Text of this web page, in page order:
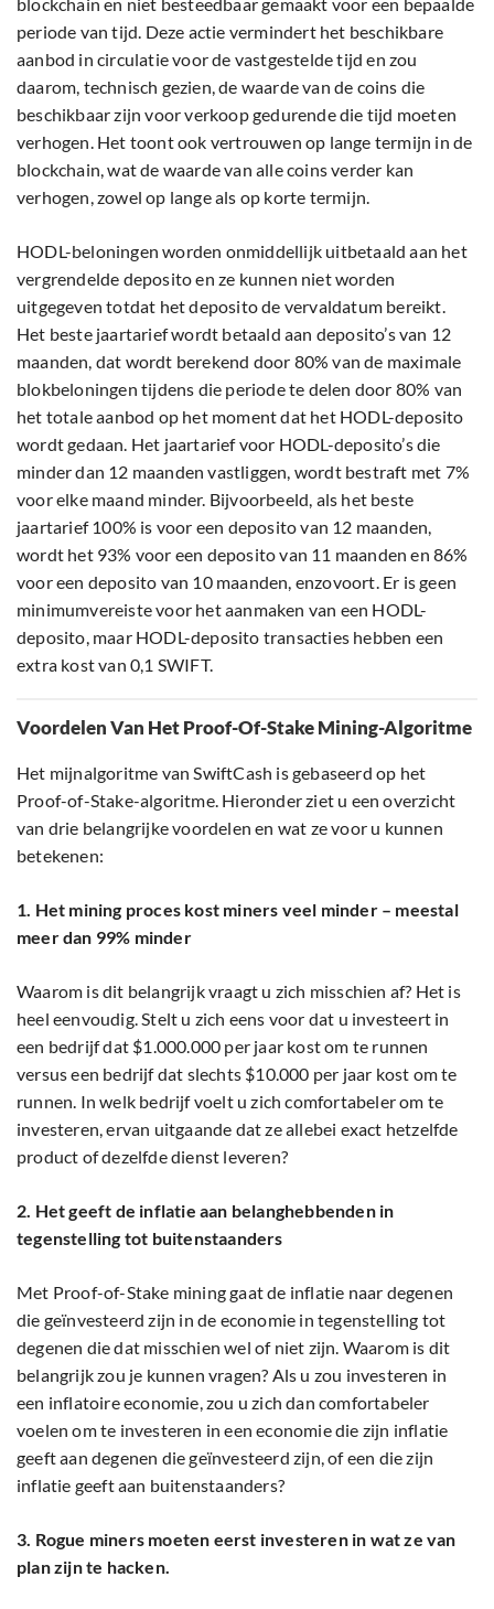
periode van tijd. Deze actie vermindert het beschikbare
aanbod in circulatie voor de vastgestelde tijd en zou
daarom, technisch gezien, de waarde van de coins die
beschikbaar zijn voor verkoop gedurende die tijd moeten
verhogen. Het toont ook vertrouwen op lange termijn in de
blockchain, wat de waarde van alle coins verder kan
verhogen, zowel op lange als op korte termijn.
HODL-beloningen worden onmiddellijk uitbetaald aan het
vergrendelde deposito en ze kunnen niet worden
uitgegeven totdat het deposito de vervaldatum bereikt.
Het beste jaartarief wordt betaald aan deposito’s van 12
maanden, dat wordt berekend door 80% van de maximale
blokbeloningen tijdens die periode te delen door 80% van
het totale aanbod op het moment dat het HODL-deposito
wordt gedaan. Het jaartarief voor HODL-deposito’s die
minder dan 12 maanden vastliggen, wordt bestraft met 7%
voor elke maand minder. Bijvoorbeeld, als het beste
jaartarief 100% is voor een deposito van 12 maanden,
wordt het 93% voor een deposito van 11 maanden en 86%
voor een deposito van 10 maanden, enzovoort. Er is geen
minimumvereiste voor het aanmaken van een HODL-
deposito, maar HODL-deposito transacties hebben een
extra kost van 0,1 SWIFT.
Voordelen Van Het Proof-Of-Stake Mining-Algoritme
Het mijnalgoritme van SwiftCash is gebaseerd op het
Proof-of-Stake-algoritme. Hieronder ziet u een overzicht
van drie belangrijke voordelen en wat ze voor u kunnen
betekenen:
1. Het mining proces kost miners veel minder – meestal
meer dan 99% minder
Waarom is dit belangrijk vraagt u zich misschien af? Het is
heel eenvoudig. Stelt u zich eens voor dat u investeert in
een bedrijf dat $1.000.000 per jaar kost om te runnen
versus een bedrijf dat slechts $10.000 per jaar kost om te
runnen. In welk bedrijf voelt u zich comfortabeler om te
investeren, ervan uitgaande dat ze allebei exact hetzelfde
product of dezelfde dienst leveren?
2. Het geeft de inflatie aan belanghebbenden in
tegenstelling tot buitenstaanders
Met Proof-of-Stake mining gaat de inflatie naar degenen
die geïnvesteerd zijn in de economie in tegenstelling tot
degenen die dat misschien wel of niet zijn. Waarom is dit
belangrijk zou je kunnen vragen? Als u zou investeren in
een inflatoire economie, zou u zich dan comfortabeler
voelen om te investeren in een economie die zijn inflatie
geeft aan degenen die geïnvesteerd zijn, of een die zijn
inflatie geeft aan buitenstaanders?
3. Rogue miners moeten eerst investeren in wat ze van
plan zijn te hacken.